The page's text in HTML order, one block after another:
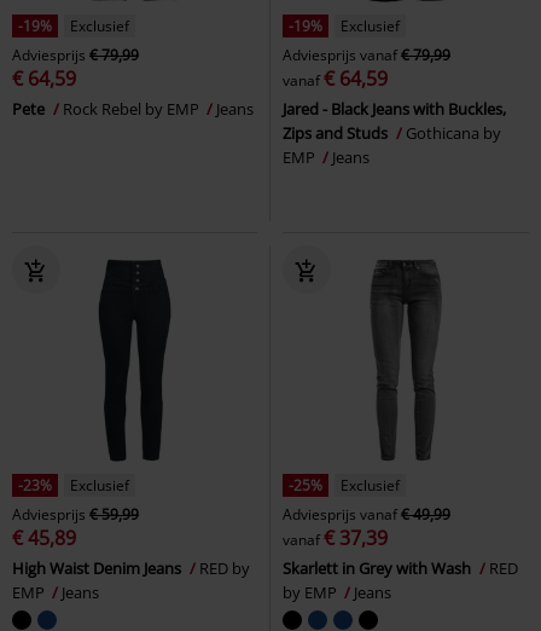
-19%
Exclusief
Adviesprijs € 79,99
€ 64,59
Pete Rock Rebel by EMP Jeans
-19%
Exclusief
Adviesprijs vanaf€ 79,99
vanaf€ 64,59
Jared - Black Jeans with Buckles,
Zips and Studs
Gothicana by
EMP
Jeans
-23%
Exclusief
Adviesprijs € 59,99
€ 45,89
High Waist Denim Jeans
RED by
EMP
Jeans
-25%
Exclusief
Adviesprijs vanaf€ 49,99
vanaf€ 37,39
Skarlett in Grey with Wash
RED
by EMP
Jeans